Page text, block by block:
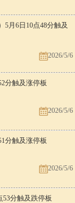
5月6日10点48分触及
2026/5/6
分触及涨停板
2026/5/6
分触及涨停板
2026/5/6
53分触及跌停板